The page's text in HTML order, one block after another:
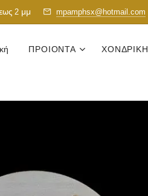
2 μμ mpamphsx@hotmail.com
ΠΡΟΙΟΝΤΑ ΧΟΝΔΡΙΚΗ